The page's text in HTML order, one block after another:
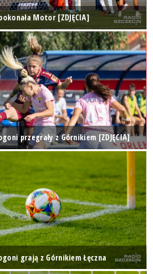
Motor [ZDJĘCIA]
przegrały z Górnikiem [ZDJĘCIA]
grają z Górnikiem Łęczna